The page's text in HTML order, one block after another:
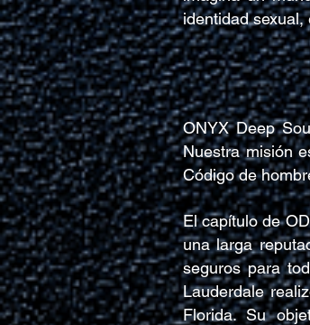
identidad sexual,
ONYX Deep
Nuestra misión
Código de
El capítulo de
una larga
seguros para
Lauderdale
Florida. Su